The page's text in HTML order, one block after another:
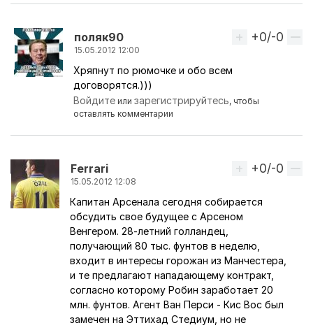
поляк90
15.05.2012 12:00
Ответ на комментарий пользователя
Вверх
+0/-0
Хряпнут по рюмочке и обо всем
договорятся.)))
Войдите илизарегистрируйтесь, чтобы
оставлять комментарии
Ferrari
15.05.2012 12:08
Вверх
+0/-0
Капитан Арсенала сегодня собирается
обсудить свое будущее с Арсеном
Венгером. 28-летний голландец,
получающий 80 тыс. фунтов в неделю,
входит в интересы горожан из Манчестера,
и те предлагают нападающему контракт,
согласно которому Робин заработает 20
млн. фунтов. Агент Ван Перси - Кис Вос был
замечен на Эттихад Стедиум, но не